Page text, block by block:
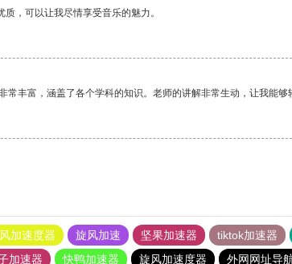
，可以让我尽情享受音乐的魅力。
常丰富，涵盖了各个学科的知识。老师的讲解非常生动，让我能够
加速度器 旋风加速 坚果加速器 tiktok加速器
加速器 快鸭加速器 旋风加速度器 外网网址导